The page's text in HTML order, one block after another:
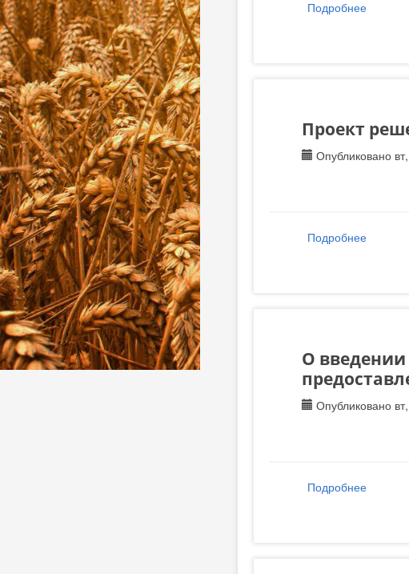
Подробнее
Проект
Опубликовано
Подробнее
О введении
Опубликовано
Подробнее